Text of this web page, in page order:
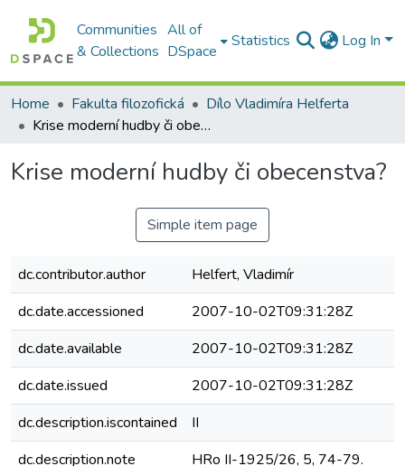
Communities
& Collections
All of
DSpace
Statistics Log In
Home Fakulta filozofická
Dílo Vladimíra Helferta
Krise moderní hudby či obecenstva?
Krise moderní hudby či obecenstva?
Simple item page
dc.contributor.author
Helfert, Vladimír
dc.date.accessioned
2007-10-02T09:31:28Z
dc.date.available
2007-10-02T09:31:28Z
dc.date.issued
2007-10-02T09:31:28Z
dc.description.iscontained
II
dc.description.note
HRo II-1925/26, 5, 74-79.